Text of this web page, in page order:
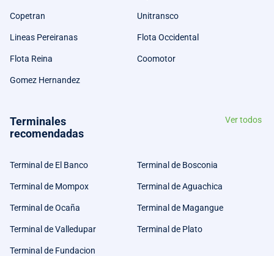
Copetran Unitransco
Lineas Pereiranas Flota Occidental
Flota Reina Coomotor
Gomez Hernandez
Terminales
recomendadas
Ver todos
Terminal de El Banco Terminal de Bosconia
Terminal de Mompox Terminal de Aguachica
Terminal de Ocaña Terminal de Magangue
Terminal de Valledupar Terminal de Plato
Terminal de Fundacion